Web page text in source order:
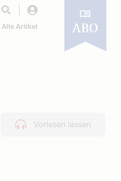
Alle Artikel ABO
Vorlesen lassen